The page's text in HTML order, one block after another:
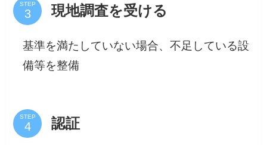
STEP 現地調査を受ける
基準を満たしていない場合、不足している設
備等を整備
STEP 認証